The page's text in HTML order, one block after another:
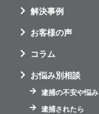
解決事例
お客様の声
コラム
お悩み別相談
逮捕の不安や悩み
逮捕されたら